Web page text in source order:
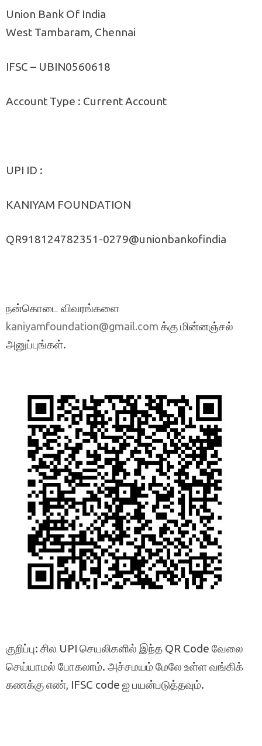
Union Bank Of India
West Tambaram, Chennai
IFSC – UBIN0560618
Account Type : Current Account
UPI ID :
KANIYAM FOUNDATION
QR918124782351-0279@unionbankofindia
நன்கொடை விவரங்களை
kaniyamfoundation@gmail.com க்கு மின்னஞ்சல்
அனுப்புங்கள்.
குறிப்பு: சில UPI செயலிகளில் இந்த QR Code வேலை
செய்யாமல் போகலாம். அச்சமயம் மேலே உள்ள வங்கிக்
கணக்கு எண், IFSC code ஐ பயன்படுத்தவும்.